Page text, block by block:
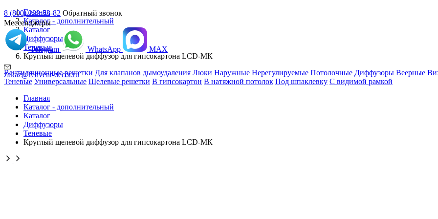
Главная
Каталог - дополнительный
Каталог
Диффузоры
Теневые
Круглый щелевой диффузор для гипсокартона LCD-МК
Вентиляционные решетки Для клапанов дымоудаления Люки Наружные Нерегулируемые Потолочные Диффузоры Веерные
Теневые Универсальные Щелевые решетки В гипсокартон В натяжной потолок Под шпаклевку С видимой рамкой
Главная
Каталог - дополнительный
Каталог
Диффузоры
Теневые
Круглый щелевой диффузор для гипсокартона LCD-МК
8 (800) 222-53-82 Обратный звонок
Мессенджеры
Telegram WhatsApp MAX
zakaz@redvent-decor.ru